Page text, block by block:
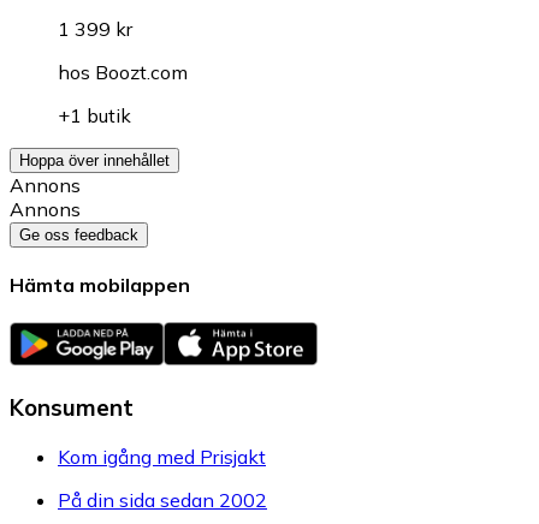
1 399 kr
hos Boozt.com
+1 butik
Hoppa över innehållet
Annons
Annons
Ge oss feedback
Hämta mobilappen
Konsument
Kom igång med Prisjakt
På din sida sedan 2002